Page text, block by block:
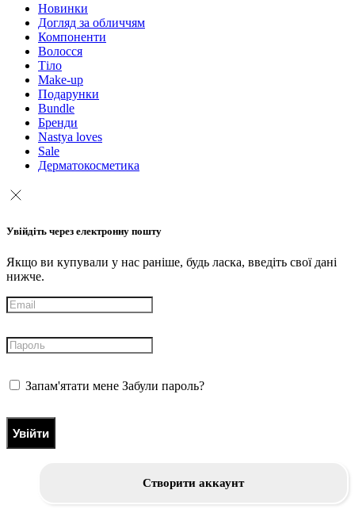
Новинки
Догляд за обличчям
Компоненти
Волосся
Тіло
Make-up
Подарунки
Bundle
Бренди
Nastya loves
Sale
Дерматокосметика
Увійдіть через електронну пошту
Якщо ви купували у нас раніше, будь ласка, введіть свої дані
нижче.
Запам'ятати мене Забули пароль?
Увійти
Створити аккаунт